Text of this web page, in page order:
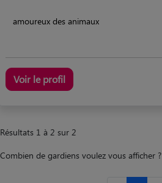
amoureux des animaux
Voir le profil
Résultats 1 à 2 sur 2
Combien de gardiens voulez vous afficher ?